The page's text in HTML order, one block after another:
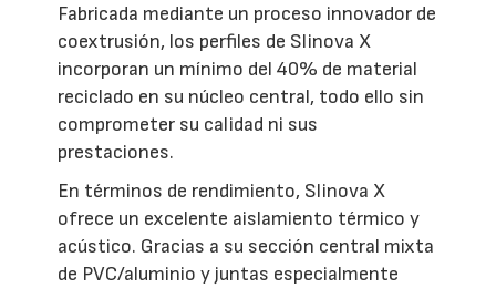
Fabricada mediante un proceso innovador de
coextrusión, los perfiles de Slinova X
incorporan un mínimo del 40% de material
reciclado en su núcleo central, todo ello sin
comprometer su calidad ni sus
prestaciones.
En términos de rendimiento, Slinova X
ofrece un excelente aislamiento térmico y
acústico. Gracias a su sección central mixta
de PVC/aluminio y juntas especialmente